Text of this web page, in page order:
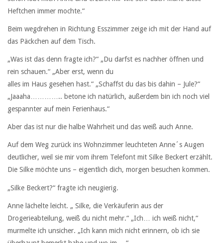
Heftchen immer mochte.“
Beim wegdrehen in Richtung Esszimmer zeige ich mit der Hand auf
das Päckchen auf dem Tisch.
„Was ist das denn fragte ich?“ „Du darfst es nachher öffnen und
rein schauen.“ „Aber erst, wenn du
alles im Haus gesehen hast.“ „Schaffst du das bis dahin – Jule?“
„Jaaaha………….. betone ich natürlich, außerdem bin ich noch viel
gespannter auf mein Ferienhaus.“
Aber das ist nur die halbe Wahrheit und das weiß auch Anne.
Auf dem Weg zurück ins Wohnzimmer leuchteten Anne´s Augen
deutlicher, weil sie mir vom ihrem Telefont mit Silke Beckert erzählt.
Die Silke möchte uns – eigentlich dich, morgen besuchen kommen.
„Silke Beckert?“ fragte ich neugierig.
Anne lächelte leicht. „ Silke, die Verkäuferin aus der
Drogerieabteilung, weiß du nicht mehr.“ „Ich… ich weiß nicht,“
murmelte ich unsicher. „Ich kann mich nicht erinnern, ob ich sie